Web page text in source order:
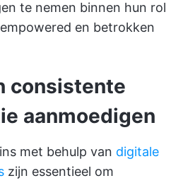
te nemen binnen hun rol
en betrokken
consistente
aanmoedigen
met behulp van digitale
zijn essentieel om